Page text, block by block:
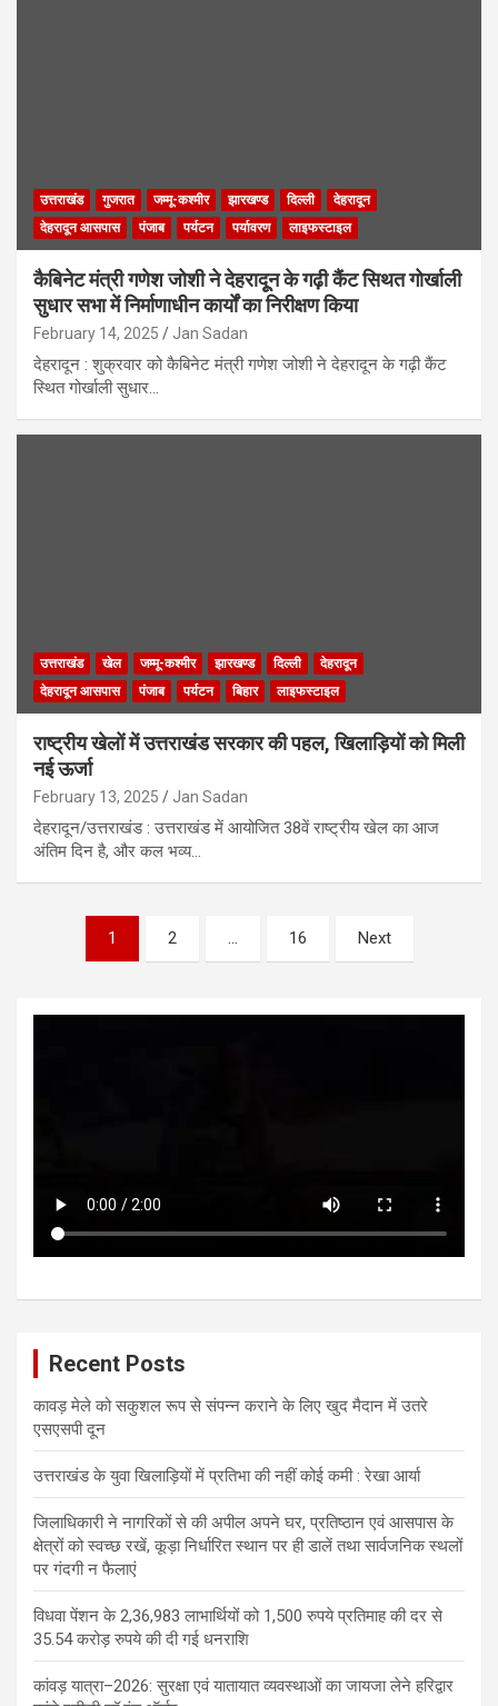
उत्तराखंड गुजरात जम्मू-कश्मीर झारखण्ड दिल्ली
देहरादून
देहरादून आसपास
पंजाब पर्यटन पर्यावरण लाइफस्टाइल
कैबिनेट मंत्री गणेश जोशी ने देहरादूून के गढ़ी कैंट सिथत गोर्खाली
सुधार सभा में निर्माणाधीन कार्यों का निरीक्षण किया
February 14, 2025 Jan Sadan
देहरादून : शुक्रवार को कैबिनेट मंत्री गणेश जोशी ने देहरादून के गढ़ी कैंट
स्थित गोर्खाली सुधार…
उत्तराखंड खेल जम्मू-कश्मीर झारखण्ड दिल्ली
देहरादून
देहरादून आसपास
पंजाब पर्यटन बिहार लाइफस्टाइल
राष्ट्रीय खेलों में उत्तराखंड सरकार की पहल, खिलाड़ियों को मिली
नई ऊर्जा
February 13, 2025 Jan Sadan
देहरादून/उत्तराखंड : उत्तराखंड में आयोजित 38वें राष्ट्रीय खेल का आज
अंतिम दिन है, और कल भव्य…
pagination
1 2 … 16 Next
Recent Posts
कावड़ मेले को सकुशल रूप से संपन्न कराने के लिए खुद मैदान में उतरे
एसएसपी दून
उत्तराखंड के युवा खिलाड़ियों में प्रतिभा की नहीं कोई कमी : रेखा आर्या
जिलाधिकारी ने नागरिकों से की अपील अपने घर, प्रतिष्ठान एवं आसपास के
क्षेत्रों को स्वच्छ रखें, कूड़ा निर्धारित स्थान पर ही डालें तथा सार्वजनिक स्थलों
पर गंदगी न फैलाएं
विधवा पेंशन के 2,36,983 लाभार्थियों को 1,500 रुपये प्रतिमाह की दर से
35.54 करोड़ रुपये की दी गई धनराशि
कांवड़ यात्रा–2026: सुरक्षा एवं यातायात व्यवस्थाओं का जायजा लेने हरिद्वार